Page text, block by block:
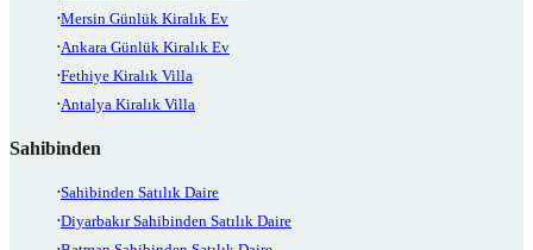
Mersin Günlük Kiralık Ev
Ankara Günlük Kiralık Ev
Fethiye Kiralık Villa
Antalya Kiralık Villa
Sahibinden
Sahibinden Satılık Daire
Diyarbakır Sahibinden Satılık Daire